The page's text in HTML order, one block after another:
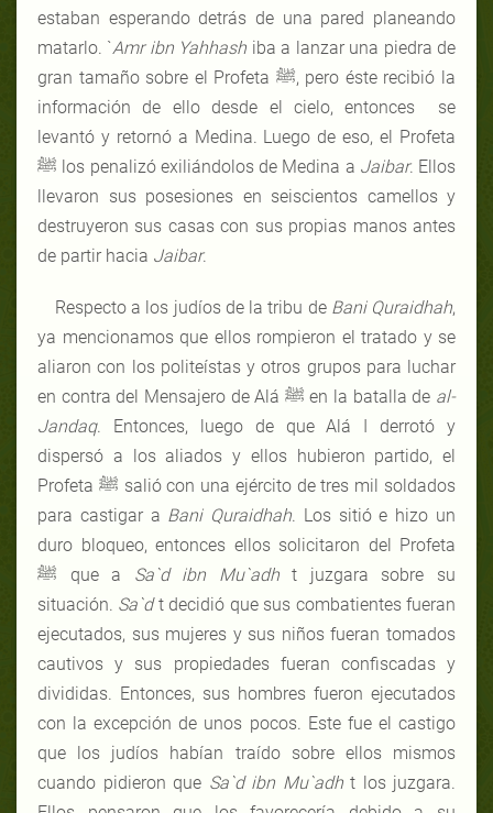
estaban esperando detrás de una pared planeando
matarlo. `Amr ibn Yahhash iba a lanzar una piedra de
gran tamaño sobre el Profeta ﷺ, pero éste recibió la
información de ello desde el cielo, entonces se
levantó y retornó a Medina. Luego de eso, el Profeta
ﷺ los penalizó exiliándolos de Medina a Jaibar. Ellos
llevaron sus posesiones en seiscientos camellos y
destruyeron sus casas con sus propias manos antes
de partir hacia Jaibar.
Respecto a los judíos de la tribu de Bani Quraidhah,
ya mencionamos que ellos rompieron el tratado y se
aliaron con los politeístas y otros grupos para luchar
en contra del Mensajero de Alá ﷺ en la batalla de al-
Jandaq. Entonces, luego de que Alá I derrotó y
dispersó a los aliados y ellos hubieron partido, el
Profeta ﷺ salió con una ejército de tres mil soldados
para castigar a Bani Quraidhah. Los sitió e hizo un
duro bloqueo, entonces ellos solicitaron del Profeta
ﷺ que a Sa`d ibn Mu`adht juzgara sobre su
situación. Sa`dt decidió que sus combatientes fueran
ejecutados, sus mujeres y sus niños fueran tomados
cautivos y sus propiedades fueran confiscadas y
divididas. Entonces, sus hombres fueron ejecutados
con la excepción de unos pocos. Este fue el castigo
que los judíos habían traído sobre ellos mismos
cuando pidieron que Sa`d ibn Mu`adht los juzgara.